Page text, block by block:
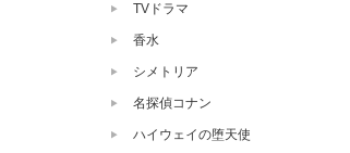
TVドラマ
香水
シメトリア
名探偵コナン
ハイウェイの堕天使